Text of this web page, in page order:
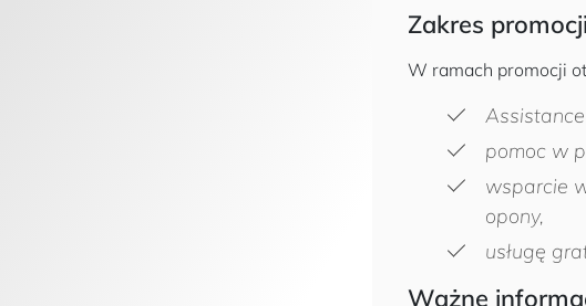
Zakres promocji
W ramach promocji
pomoc w
wsparcie
opony,
usługę
Ważne